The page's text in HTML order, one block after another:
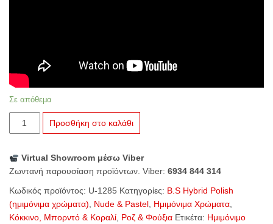
Σε απόθεμα
1285
ποσότητα
Προσθήκη στο καλάθι
Virtual Showroom μέσω Viber
Ζωντανή παρουσίαση προϊόντων. Viber: 6934 844 314
Κωδικός προϊόντος: U-1285 Κατηγορίες: B.S Hybrid Polish
(ημιμόνιμα χρώματα)
Nude & Pastel Ημιμόνιμα Χρώματα
Κόκκινο, Μπορντό & Κοραλί Ροζ & Φούξια Ετικέτα: Ημιμόνιμο